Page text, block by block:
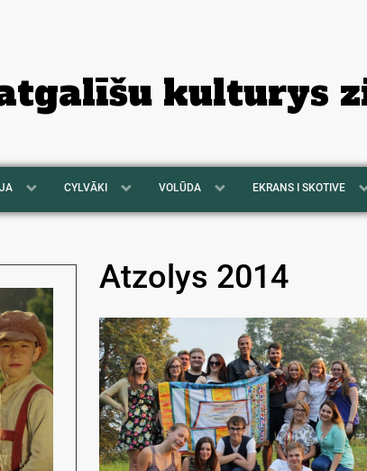
kulturys
CYLVĀKI VOLŪDA EKRANS I SKOTIVE
Atzolys 2014